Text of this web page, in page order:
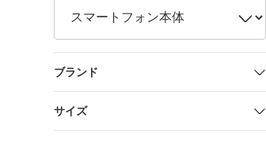
ブランド
サイズ